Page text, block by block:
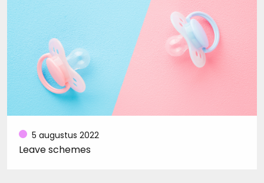
5 augustus 2022
Leave schemes